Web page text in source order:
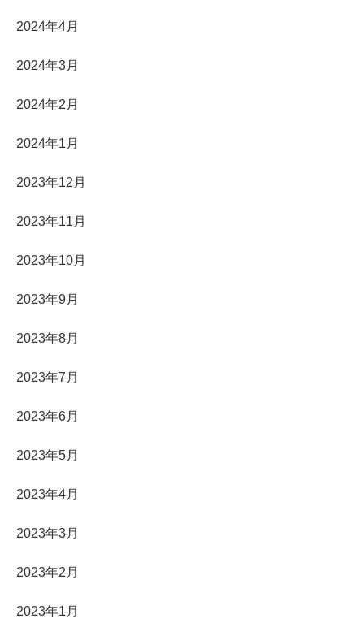
2024年4月
2024年3月
2024年2月
2024年1月
2023年12月
2023年11月
2023年10月
2023年9月
2023年8月
2023年7月
2023年6月
2023年5月
2023年4月
2023年3月
2023年2月
2023年1月